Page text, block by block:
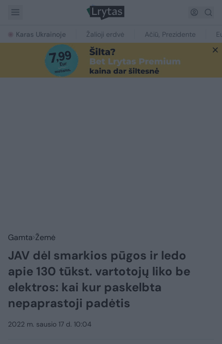
Karas Ukrainoje Žalioji erdvė Ačiū, Prezidente
Gamta Žemė
JAV dėl smarkios pūgos ir ledo
apie 130 tūkst. vartotojų liko be
elektros: kai kur paskelbta
nepaprastoji padėtis
2022 m. sausio 17 d. 10:04